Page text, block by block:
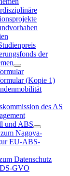
der
(Kopie 1)
des AS
und ABS
Nagoya-
EU-ABS-
Datenschutz
GVO